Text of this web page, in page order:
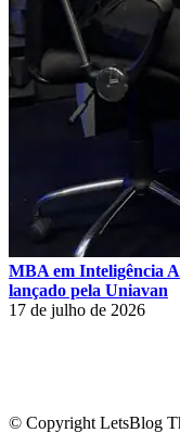
MBA em Inteligência
lançado pela Uniavan
17 de julho de 2026
© Copyright LetsBlog